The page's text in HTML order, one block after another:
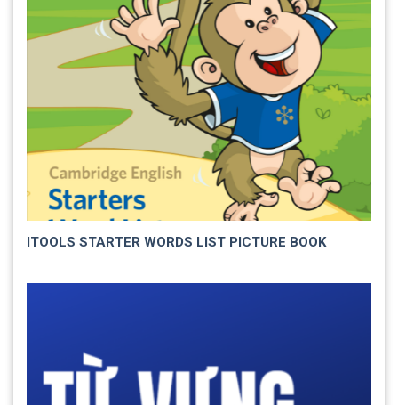
ITOOLS STARTER WORDS LIST PICTURE BOOK